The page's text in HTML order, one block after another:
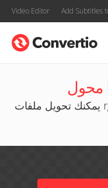
Video Editor Add Subtitles
يمكنك تحويل ملفات rgf إلى png على الإنترنت وبشكل